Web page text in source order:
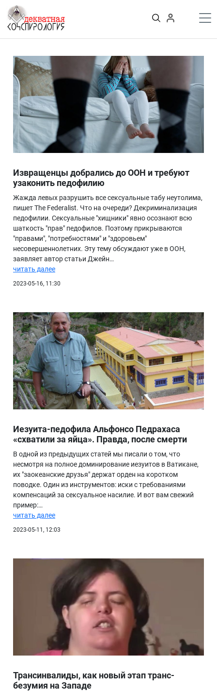
содержимому
Войти
Теории заговора
Тайные общества и секты
Власть
Деньги
Пороки
Криминал
Грязные деньги Украины
Здоровье
История и археология
Игромания
Персоны
Практика
БИБЛИОТЕКА
ВИДЕО
ФОТО
Извращенцы добрались до ООН и требуют
узаконить педофилию
Жажда левых разрушить все сексуальные табу неутолима,
пишет The Federalist. Что на очереди? Декриминализация
педофилии. Сексуальные "хищники" явно осознают всю
шаткость "прав" педофилов. Поэтому прикрываются
"правами", "потребностями" и "здоровьем"
несовершеннолетних. Эту тему обсуждают уже в ООН,
заявляет автор статьи Джейн…
читать далее
2023-05-16, 11:30
Иезуита-педофила Альфонсо Педрахаса
«схватили за яйца». Правда, после смерти
В одной из предыдущих статей мы писали о том, что
несмотря на полное доминирование иезуитов в Ватикане,
их "заокеанские друзья" держат орден на коротком
поводке. Один из инструментов: иски с требованиями
компенсаций за сексуальное насилие. И вот вам свежий
пример:…
читать далее
2023-05-11, 12:03
Трансинвалиды, как новый этап транс-
безумия на Западе